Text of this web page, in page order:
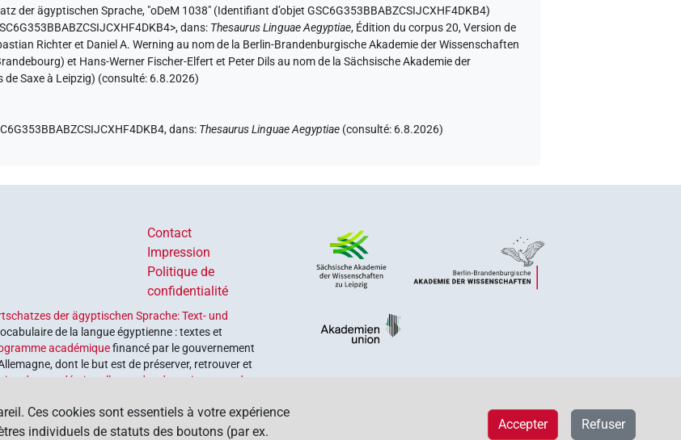
der ägyptischen Sprache, "oDeM 1038" (Identifiant d’objet GSC6G353BBABZCSIJCXHF4DKB4)
,dans: Thesaurus Linguae Aegyptiae, Édition du corpus 20, Version de
Richter et Daniel A. Werning au nom de la Berlin-Brandenburgische Akademie der Wissenschaften
et Hans-Werner Fischer-Elfert et Peter Dils au nom de la Sächsische Akademie der
Saxe à Leipzig) (consulté: 6.8.2026)
dans: Thesaurus Linguae Aegyptiae (consulté: 6.8.2026)
Contact
Impression
Politique de
confidentialité
der ägyptischen Sprache: Text- und
de la langue égyptienne : textes et
académiquefinancé par le gouvernement
dont le but est de préserver, retrouver et
des académies allemandes des sciences et des
Ces cookies sont essentiels à votre expérience
individuels de statuts des boutons (par ex.
Refuser
Accepter